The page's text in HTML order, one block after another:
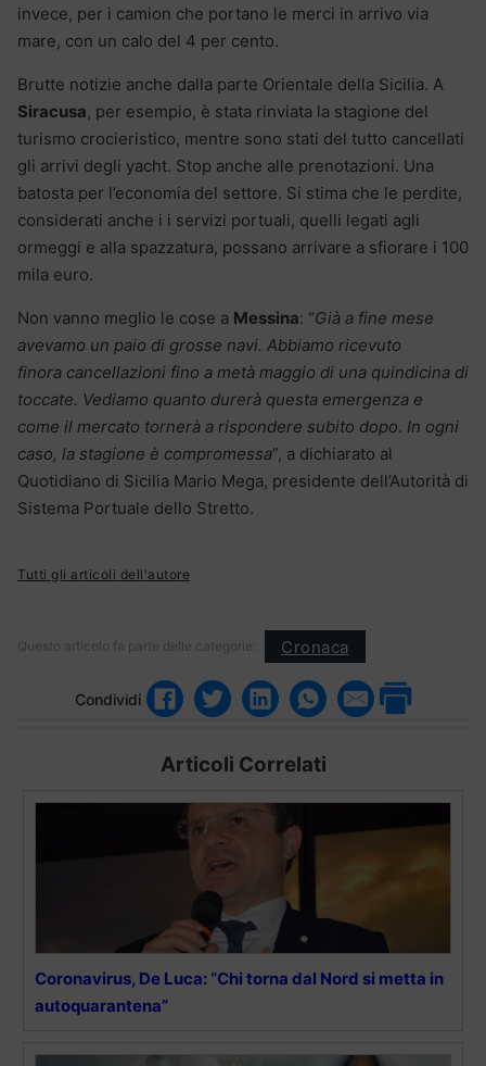
invece, per i camion che portano le merci in arrivo via
mare, con un calo del 4 per cento.
Brutte notizie anche dalla parte Orientale della Sicilia. A
Siracusa, per esempio, è stata rinviata la stagione del
turismo crocieristico, mentre sono stati del tutto cancellati
gli arrivi degli yacht. Stop anche alle prenotazioni. Una
batosta per l’economia del settore. Si stima che le perdite,
considerati anche i i servizi portuali, quelli legati agli
ormeggi e alla spazzatura, possano arrivare a sfiorare i 100
mila euro.
Non vanno meglio le cose a Messina: “Già a fine mese
avevamo un paio di grosse navi. Abbiamo ricevuto
finora cancellazioni fino a metà maggio di una quindicina di
toccate. Vediamo quanto durerà questa emergenza e
come il mercato tornerà a rispondere subito dopo. In ogni
caso, la stagione è compromessa”, a dichiarato al
Quotidiano di Sicilia Mario Mega, presidente dell’Autorità di
Sistema Portuale dello Stretto.
Tutti gli articoli dell'autore
Questo articolo fa parte delle categorie: Cronaca
Condividi
Articoli Correlati
Coronavirus, De Luca: “Chi torna dal Nord si metta in
autoquarantena”